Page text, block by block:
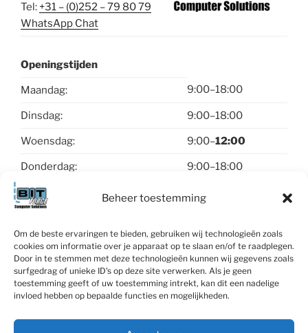
Beheer toestemming
Om de beste ervaringen te bieden, gebruiken wij technologieën zoals
cookies om informatie over je apparaat op te slaan en/of te raadplegen.
Door in te stemmen met deze technologieën kunnen wij gegevens zoals
surfgedrag of unieke ID's op deze site verwerken. Als je geen
toestemming geeft of uw toestemming intrekt, kan dit een nadelige
invloed hebben op bepaalde functies en mogelijkheden.
Tel: +31 – (0)252 – 79 80 79
WhatsApp Chat
Openingstijden
Maandag: 9:00–18:00
Dinsdag: 9:00–18:00
Woensdag: 9:00–12:00
Donderdag: 9:00–18:00
Vrijdag: 9:00–18:00
Contact